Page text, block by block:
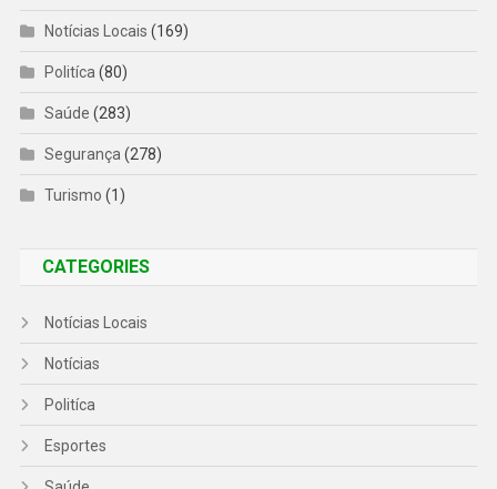
Notícias Locais (169)
Politíca (80)
Saúde (283)
Segurança (278)
Turismo (1)
CATEGORIES
Notícias Locais
Notícias
Politíca
Esportes